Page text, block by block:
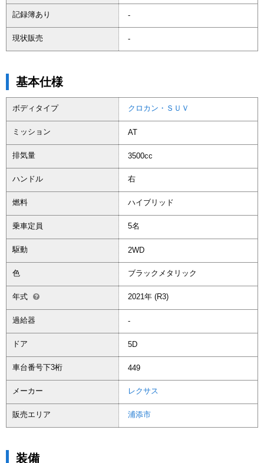
記録簿あり -
現状販売 -
基本仕様
ボディタイプ クロカン・ＳＵＶ
ミッション AT
排気量 3500cc
ハンドル 右
燃料 ハイブリッド
乗車定員 5名
駆動 2WD
色 ブラックメタリック
年式 2021年 (R3)
過給器 -
ドア 5D
車台番号下3桁 449
メーカー レクサス
販売エリア 浦添市
装備